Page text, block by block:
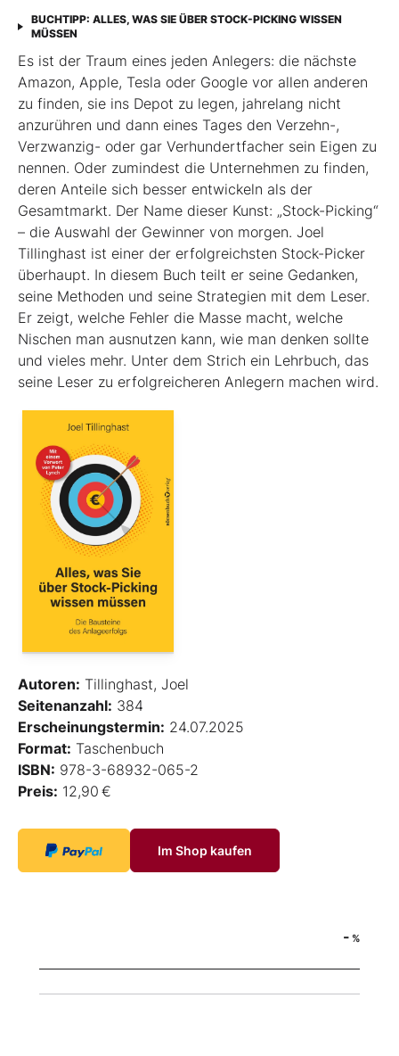
BUCHTIPP: ALLES, WAS SIE ÜBER STOCK-PICKING WISSEN
MÜSSEN
Es ist der Traum eines jeden Anlegers: die nächste
Amazon, Apple, Tesla oder Google vor allen anderen
zu finden, sie ins Depot zu legen, jahrelang nicht
anzurühren und dann eines Tages den Verzehn-,
Verzwanzig- oder gar Verhundertfacher sein Eigen zu
nennen. Oder zumindest die Unternehmen zu finden,
deren Anteile sich besser entwickeln als der
Gesamtmarkt. Der Name dieser Kunst: „Stock-Picking“
– die Auswahl der Gewinner von morgen. Joel
Tillinghast ist einer der erfolgreichsten Stock-Picker
überhaupt. In diesem Buch teilt er seine Gedanken,
seine Methoden und seine Strategien mit dem Leser.
Er zeigt, welche Fehler die Masse macht, welche
Nischen man ausnutzen kann, wie man denken sollte
und vieles mehr. Unter dem Strich ein Lehrbuch, das
seine Leser zu erfolgreicheren Anlegern machen wird.
Autoren: Tillinghast, Joel
Seitenanzahl: 384
Erscheinungstermin: 24.07.2025
Format: Taschenbuch
ISBN: 978-3-68932-065-2
Preis: 12,90 €
Im Shop kaufen
- %